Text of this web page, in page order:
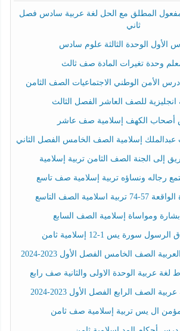
المطلق مع الحل لغة عربية سادس فصل
ثاني
الأول الوحدة الثالثة علوم سادس
وحدة تغيرات المادة صف ثالث
الأمن الوطني الاجتماعيات الصف الثامن
انجليزية للصف العاشر الفصل الثالث
الكهف إسلامية صف عاشر
إسلامية الصف الخامس الفصل الثاني
إلى الجنة الصف الثامن تربية إسلامية
رجاله ونساؤه تربية إسلامية صف تاسع
الصف التاسع
ومواساة إسلامية الصف السابع
سورة يس 1-12 إسلامية ثامن
الصف الخامس الفصل الأول 2023-2024
لغة عربية الوحدة الاولى والثانية صف رابع
الصف الرابع الفصل الأول 2023-2024
ال يس تربية إسلامية صف ثامن